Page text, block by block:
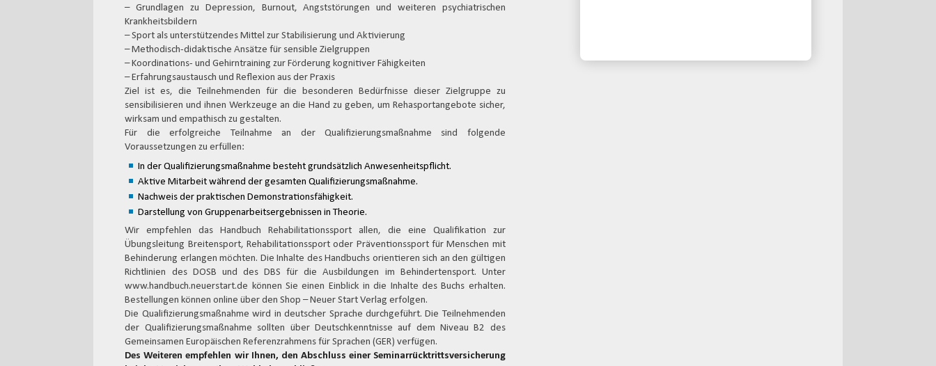
– Grundlagen zu Depression, Burnout, Angststörungen und weiteren psychiatrischen
Krankheitsbildern
– Sport als unterstützendes Mittel zur Stabilisierung und Aktivierung
– Methodisch-didaktische Ansätze für sensible Zielgruppen
– Koordinations- und Gehirntraining zur Förderung kognitiver Fähigkeiten
– Erfahrungsaustausch und Reflexion aus der Praxis
Ziel ist es, die Teilnehmenden für die besonderen Bedürfnisse dieser Zielgruppe zu
sensibilisieren und ihnen Werkzeuge an die Hand zu geben, um Rehasportangebote sicher,
wirksam und empathisch zu gestalten.
Für die erfolgreiche Teilnahme an der Qualifizierungsmaßnahme sind folgende
Voraussetzungen zu erfüllen:
In der Qualifizierungsmaßnahme besteht grundsätzlich Anwesenheitspflicht.
Aktive Mitarbeit während der gesamten Qualifizierungsmaßnahme.
Nachweis der praktischen Demonstrationsfähigkeit.
Darstellung von Gruppenarbeitsergebnissen in Theorie.
Wir empfehlen das Handbuch Rehabilitationssport allen, die eine Qualifikation zur
Übungsleitung Breitensport, Rehabilitationssport oder Präventionssport für Menschen mit
Behinderung erlangen möchten. Die Inhalte des Handbuchs orientieren sich an den gültigen
Richtlinien des DOSB und des DBS für die Ausbildungen im Behindertensport. Unter
www.handbuch.neuerstart.de können Sie einen Einblick in die Inhalte des Buchs erhalten.
Bestellungen können online über den Shop – Neuer Start Verlag erfolgen.
Die Qualifizierungsmaßnahme wird in deutscher Sprache durchgeführt. Die Teilnehmenden
der Qualifizierungsmaßnahme sollten über Deutschkenntnisse auf dem Niveau B2 des
Gemeinsamen Europäischen Referenzrahmens für Sprachen (GER) verfügen.
Des Weiteren empfehlen wir Ihnen, den Abschluss einer Seminarrücktrittsversicherung